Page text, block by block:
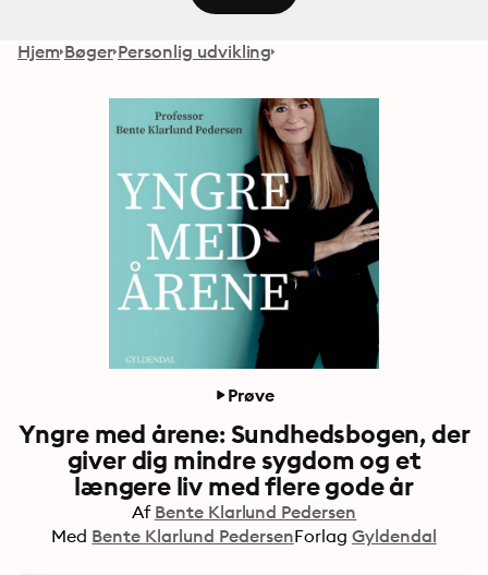
Hjem Bøger Personlig udvikling
Prøve
Yngre med årene: Sundhedsbogen, der
giver dig mindre sygdom og et
længere liv med flere gode år
Af Bente Klarlund Pedersen
Med Bente Klarlund PedersenForlag Gyldendal